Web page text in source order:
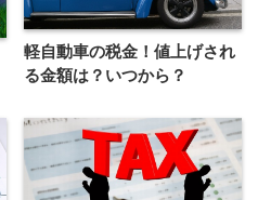
軽自動車の税金！値上げされ
る金額は？いつから？